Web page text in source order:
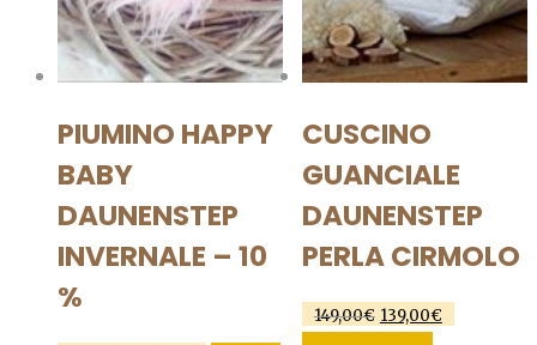
PIUMINO HAPPY
BABY
DAUNENSTEP
INVERNALE – 10
%
CUSCINO
GUANCIALE
DAUNENSTEP
PERLA CIRMOLO
149,00€Il
prezzo
139,00€Il
prezzo